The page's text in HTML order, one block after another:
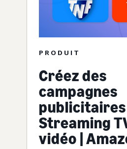
PRODUIT
Créez des
campagnes
publicitaires
Streaming
vidéo |